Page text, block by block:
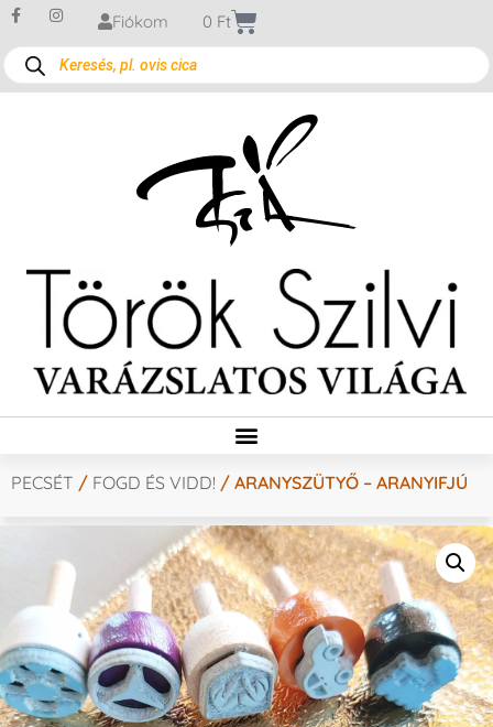
Fiókom 0 Ft
PECSÉT / FOGD ÉS VIDD! / ARANYSZÜTYŐ – ARANYIFJÚ